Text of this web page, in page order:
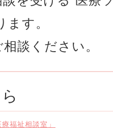
ます。
談ください。
福祉相談室」